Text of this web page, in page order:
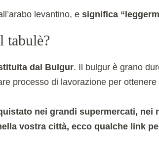
levantino, e significa
tabulè?
dal Bulgur. Il bulgur è grano
processo di lavorazione per
nei grandi supermercati, nei
vostra città, ecco qualche link